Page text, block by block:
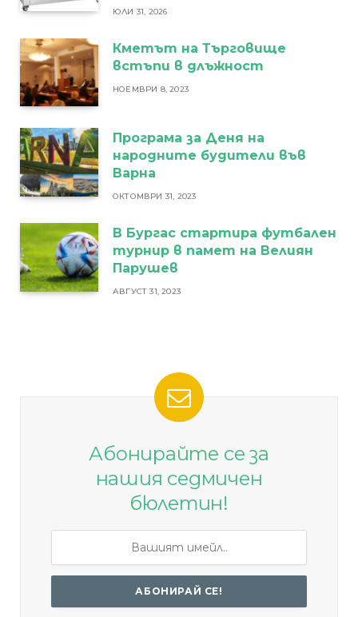
ЮЛИ 31, 2026
Кметът на Търговище
встъпи в длъжност
НОЕМВРИ 8, 2023
Програма за Деня на
народните будители във
Варна
ОКТОМВРИ 31, 2023
В Бургас стартира футбален
турнир в памет на Велиян
Парушев
АВГУСТ 31, 2023
Абонирайте се за
нашия седмичен
бюлетин!